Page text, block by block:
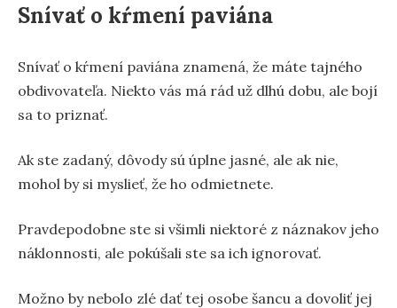
Snívať o kŕmení paviána
Snívať o kŕmení paviána znamená, že máte tajného
obdivovateľa. Niekto vás má rád už dlhú dobu, ale bojí
sa to priznať.
Ak ste zadaný, dôvody sú úplne jasné, ale ak nie,
mohol by si myslieť, že ho odmietnete.
Pravdepodobne ste si všimli niektoré z náznakov jeho
náklonnosti, ale pokúšali ste sa ich ignorovať.
Možno by nebolo zlé dať tej osobe šancu a dovoliť jej